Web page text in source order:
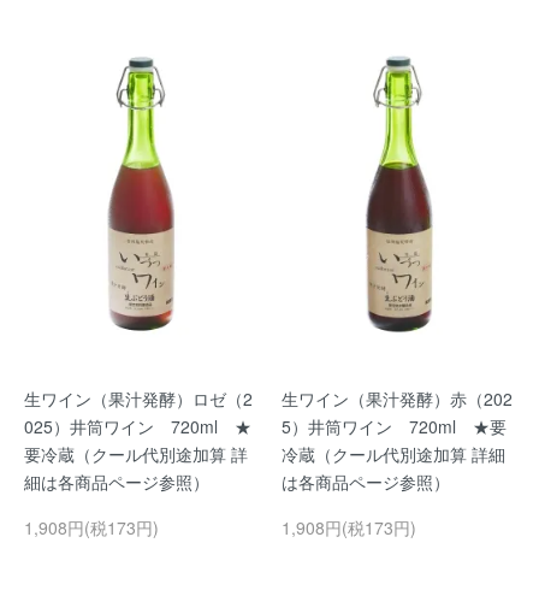
生ワイン（果汁発酵）ロゼ（2
025）井筒ワイン 720ml ★
要冷蔵（クール代別途加算 詳
細は各商品ページ参照）
1,908円(税173円)
生ワイン（果汁発酵）赤（202
5）井筒ワイン 720ml ★要
冷蔵（クール代別途加算 詳細
は各商品ページ参照）
1,908円(税173円)